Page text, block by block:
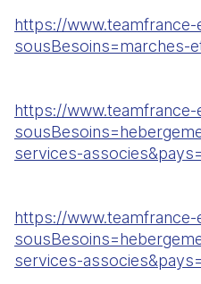
https://
sousBesoins=marches-
https://
services-
https://
services-